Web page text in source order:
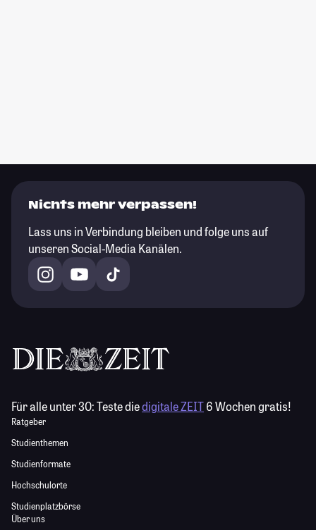
Nichts mehr verpassen!
Lass uns in Verbindung bleiben und folge uns auf
unseren Social-Media Kanälen.
Für alle unter 30:Teste diedigitale ZEIT6 Wochen gratis!
Ratgeber
Studienthemen
Studienformate
Hochschulorte
Studienplatzbörse
Über uns